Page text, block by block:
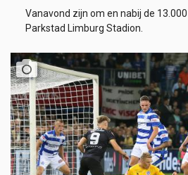
Vanavond zijn om en nabij de
Parkstad Limburg Stadion.